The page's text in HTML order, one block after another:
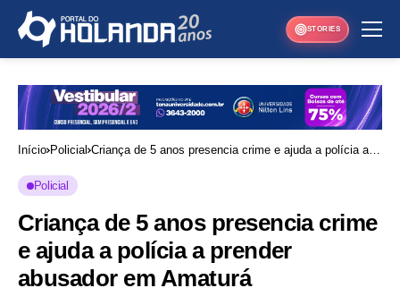
STORIES
Início Policial Criança de 5 anos presencia crime e ajuda a polícia a
Policial
Criança de 5 anos presencia crime
e ajuda a polícia a prender
abusador em Amaturá